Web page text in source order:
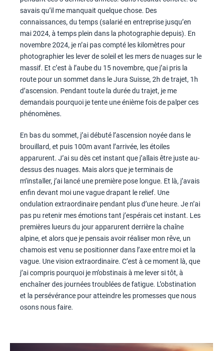
savais qu’il me manquait quelque chose. Des
connaissances, du temps (salarié en entreprise jusqu’en
mai 2024, à temps plein dans la photographie depuis). En
novembre 2024, je n’ai pas compté les kilomètres pour
photographier les lever de soleil et les mers de nuages sur le
massif. Et c’est à l’aube du 15 novembre, que j’ai pris la
route pour un sommet dans le Jura Suisse, 2h de trajet, 1h
d’ascension. Pendant toute la durée du trajet, je me
demandais pourquoi je tente une énième fois de palper ces
phénomènes.
En bas du sommet, j’ai débuté l’ascension noyée dans le
brouillard, et puis 100m avant l’arrivée, les étoiles
apparurent. J’ai su dès cet instant que j’allais être juste au-
dessus des nuages. Mais alors que je terminais de
m’installer, j’ai lancé une première pose longue. Et là, j’avais
enfin devant moi une vague drapant le relief. Une
ondulation extraordinaire pendant plus d’une heure. Je n’ai
pas pu retenir mes émotions tant j’espérais cet instant. Les
premières lueurs du jour apparurent derrière la chaîne
alpine, et alors que je pensais avoir réaliser mon rêve, un
chamois est venu se positionner dans l’axe entre moi et la
vague. Une vision extraordinaire. C’est à ce moment là, que
j’ai compris pourquoi je m’obstinais à me lever si tôt, à
enchaîner des journées troublées de fatigue. L’obstination
et la persévérance pour atteindre les promesses que nous
osons nous faire.